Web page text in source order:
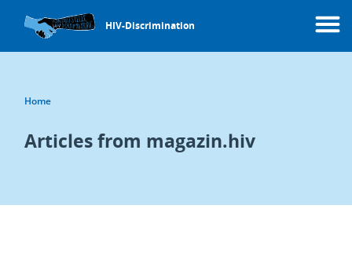
HIV-Discrimination Menu
Breadcrumb
Home
Articles from magazin.hiv